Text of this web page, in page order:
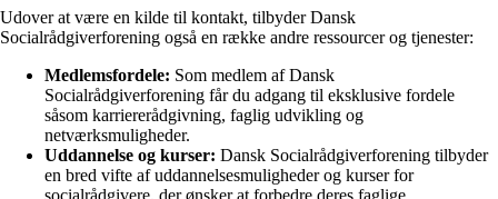
Udover at være en kilde til kontakt, tilbyder Dansk
Socialrådgiverforening også en række andre ressourcer og tjenester:
Medlemsfordele: Som medlem af Dansk
Socialrådgiverforening får du adgang til eksklusive fordele
såsom karriererådgivning, faglig udvikling og
netværksmuligheder.
Uddannelse og kurser: Dansk Socialrådgiverforening tilbyder
en bred vifte af uddannelsesmuligheder og kurser for
socialrådgivere, der ønsker at forbedre deres faglige